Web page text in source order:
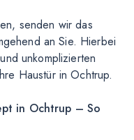
senden wir das
an Sie. Hierbei
unkomplizierten
Haustür in Ochtrup.
in Ochtrup – So